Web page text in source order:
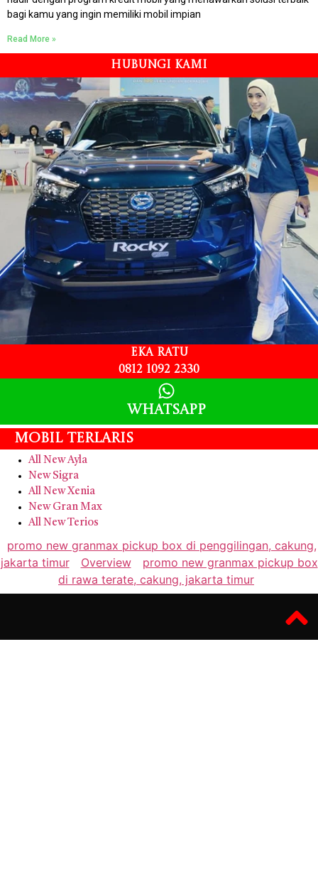
bagi kamu yang ingin memiliki mobil impian
Read More »
HUBUNGI KAMI
Eka Ratu
0812 1092 2330
Whatsapp
Mobil Terlaris
All New Ayla
New Sigra
All New Xenia
New Gran Max
All New Terios
promo new granmax pickup box di penggilingan, cakung,
jakarta timur
Overview
promo new granmax pickup box
di rawa terate, cakung, jakarta timur